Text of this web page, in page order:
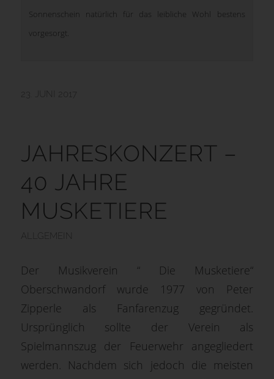
Sonnenschein natürlich für das leibliche Wohl bestens
vorgesorgt.
23. JUNI 2017
JAHRESKONZERT –
40 JAHRE
MUSKETIERE
Der Musikverein “ Die Musketiere“
Oberschwandorf wurde 1977 von Peter
Zipperle als Fanfarenzug gegründet.
Ursprünglich sollte der Verein als
Spielmannszug der Feuerwehr angegliedert
werden. Nachdem sich jedoch die meisten